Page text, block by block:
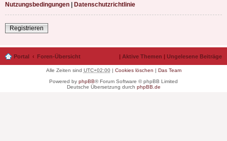
Nutzungsbedingungen | Datenschutzrichtlinie
Registrieren
Portal Foren-Übersicht | Aktive Themen | Ungelesene Beiträge
Alle Zeiten sind UTC+02:00| Cookies löschen | Das Team
Powered by phpBB® Forum Software © phpBB Limited
Deutsche Übersetzung durch phpBB.de